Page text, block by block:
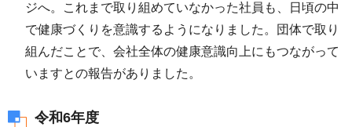
ジへ。これまで取り組めていなかった社員も、日頃の中
で健康づくりを意識するようになりました。団体で取り
組んだことで、会社全体の健康意識向上にもつながって
いますとの報告がありました。
令和6年度